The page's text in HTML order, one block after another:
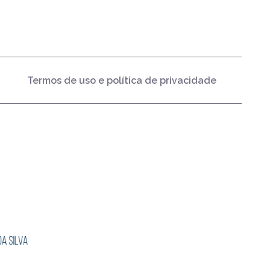
Termos de uso e política de privacidade